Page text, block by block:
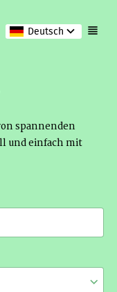
Deutsch
spannenden
und einfach mit